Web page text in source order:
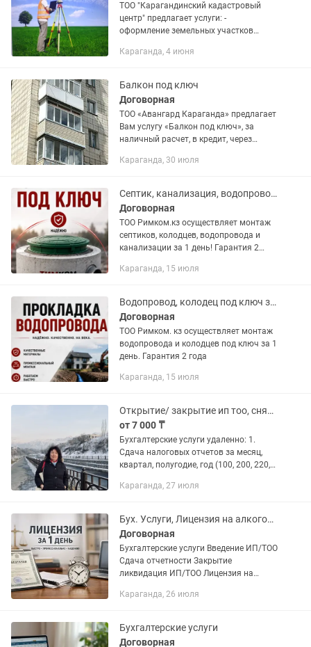
ТОО "Карагандинский кадастровый
центр" предлагает услуги: -
оформление земельных участков
корректировка зем.участков); - все
Караганда, 4 июня
Балкон под ключ
Договорная
ТОО «Авангард Караганда» предлагает
Вам услугу «Балкон под ключ», за
наличный расчет, в кредит, через
полностью остекление балкона,
Караганда, 30 июля
Септик, канализация, водопровод, колодец под ключ за 1 день! Гарантия 2 год
Договорная
ТОО Римком.кз осуществляет монтаж
септиков, колодцев, водопровода и
канализации за 1 день! Гарантия 2
Караганда, 15 июля
Водопровод, колодец под ключ за 1 день! Гарантия 2 года!
Договорная
ТОО Римком. кз осуществляет монтаж
водопровода и колодцев под ключ за 1
день. Гарантия 2 года
Караганда, 15 июля
Открытие/ закрытие ип тоо, снятие счета с ареста,бухгалтерские услуги
от 7 000 ₸
Бухгалтерские услуги удаленно: 1.
Сдача налоговых отчетов за месяц,
квартал, полугодие, год (100, 200, 220,
910, 913) 2.Интернет банкинг
Караганда, 27 июля
Бух. Услуги, Лицензия на алкоголь
Договорная
Бухгалтерские услуги Введение ИП/ТОО
Сдача отчетности Закрытие
ликвидация ИП/ТОО Лицензия на
Оформление лицензии на продажу
Законно....
Караганда, 26 июля
Бухгалтерские услуги
Договорная